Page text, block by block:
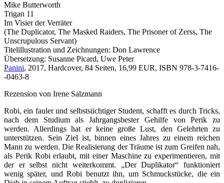
Mike Butterworth
Trigan 11
Im Visier der Verräter
(The Duplicator, The Masked Raiders, The Prisoner of Zerss, The
Unscrupulous Servant)
Titelillustration und Zeichnungen: Don Lawrence
Übersetzung: Susanne Picard, Uwe Peter
Panini, 2017, Hardcover, 84 Seiten, 16,99 EUR, ISBN 978-3-7416-
-0463-8
Rezension von Irene Salzmann
Robi, ein fauler und selbstsüchtiger Student, schafft es durch Tricks,
nach dem Studium als Jahrgangsbester Gehilfe von Perik zu
werden. Allerdings hat er keine große Lust, den Gelehrten zu
unterstützen. Sein Ziel ist, binnen eines Jahres zu einem reichen
Mann zu werden. Die Realisierung der Träume ist zum Greifen nah,
als Perik Robi erlaubt, mit einer Maschine zu experimentieren, mit
der er selbst nicht weiterkommt. „Der Duplikator“ funktioniert
wenig später, und Robi benutzt ihn, um Schmuckstücke, die ein